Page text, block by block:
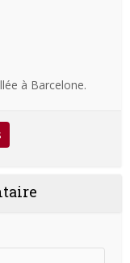
à Barcelone.